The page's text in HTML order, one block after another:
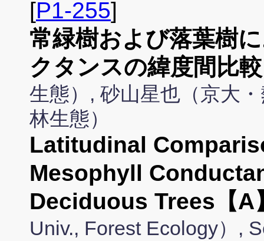
[P1-255]
常緑樹および落葉樹
クタンスの緯度間比
生態）, 砂山星也（京大
林生態）
Latitudinal
Mesophyll
Deciduous Trees【A
Univ., Forest Ecology）,